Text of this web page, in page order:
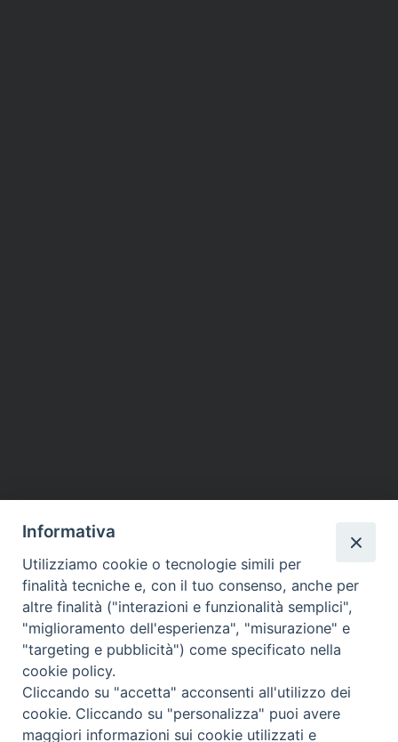
Piazza Santa
Informativa
Utilizziamo cookie o tecnologie simili per
finalità tecniche e, con il tuo consenso, anche per
altre finalità ("interazioni e funzionalità semplici",
"miglioramento dell'esperienza", "misurazione" e
"targeting e pubblicità") come specificato nella
cookie policy.
Cliccando su "accetta" acconsenti all'utilizzo dei
cookie. Cliccando su "personalizza" puoi avere
maggiori informazioni sui cookie utilizzati e